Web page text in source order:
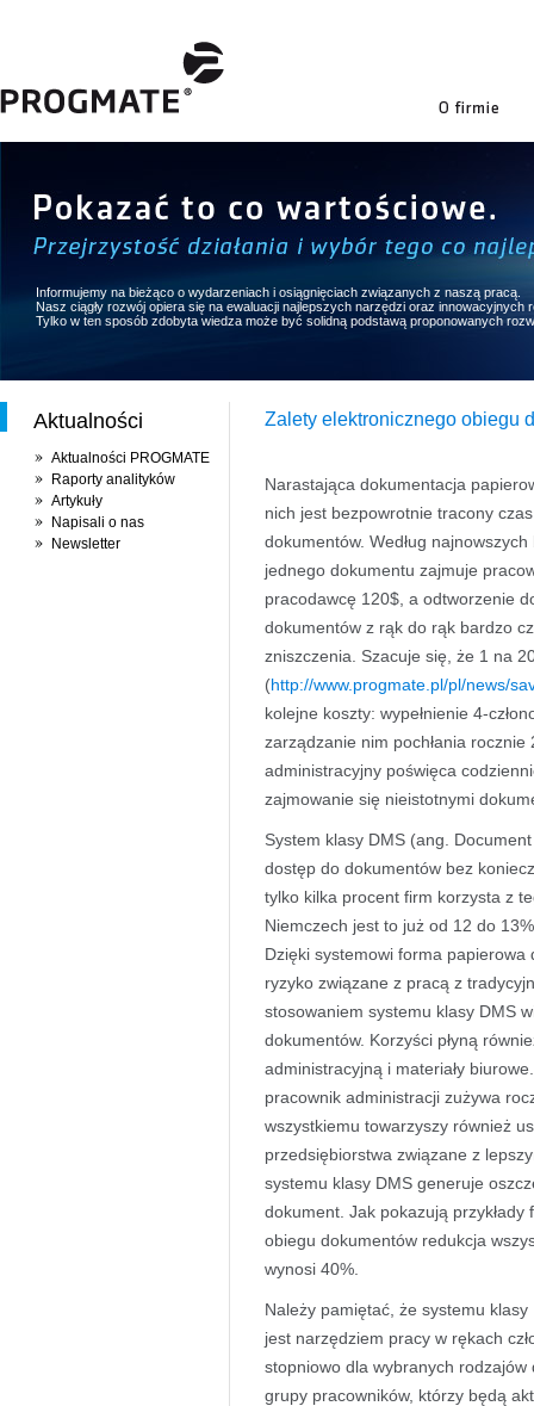
Informujemy na bieżąco o wydarzeniach i osiągnięciach związanych z naszą pracą.
Nasz ciągły rozwój opiera się na ewaluacji najlepszych narzędzi oraz innowacyjnych
Tylko w ten sposób zdobyta wiedza może być solidną podstawą proponowanych
Aktualności
Aktualności PROGMATE
Raporty analityków
Artykuły
Napisali o nas
Newsletter
Zalety elektronicznego obiegu
Narastająca dokumentacja
nich jest bezpowrotnie tracony
dokumentów. Według
jednego dokumentu zajmuje
pracodawcę 120$, a odtworzenie
dokumentów z rąk do rąk bardzo
zniszczenia. Szacuje się, że 1 na
(http://www.progmate.pl/pl/news/
kolejne koszty: wypełnienie 4-
zarządzanie nim pochłania
administracyjny poświęca
zajmowanie się nieistotnymi
System klasy DMS (ang.
dostęp do dokumentów bez
tylko kilka procent firm korzysta z
Niemczech jest to już od 12 do
Dzięki systemowi forma
ryzyko związane z pracą z
stosowaniem systemu klasy DMS
dokumentów. Korzyści płyną
administracyjną i materiały
pracownik administracji zużywa
wszystkiemu towarzyszy również
przedsiębiorstwa związane z
systemu klasy DMS generuje
dokument. Jak pokazują
obiegu dokumentów redukcja
wynosi 40%.
Należy pamiętać, że systemu
jest narzędziem pracy w rękach
stopniowo dla wybranych
grupy pracowników, którzy będą